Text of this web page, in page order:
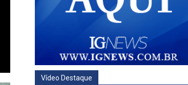
Vídeo Destaque